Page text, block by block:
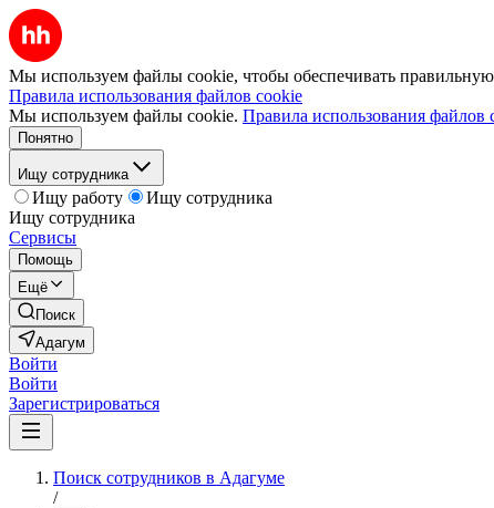
Мы используем файлы cookie, чтобы обеспечивать правильную
Правила использования файлов cookie
Мы используем файлы cookie. Правила использования файлов
Понятно
Ищу сотрудника
Ищу работу
Ищу сотрудника
Ищу сотрудника
Сервисы
Помощь
Ещё
Поиск
Адагум
Войти
Войти
Зарегистрироваться
Поиск сотрудников в Адагуме
/